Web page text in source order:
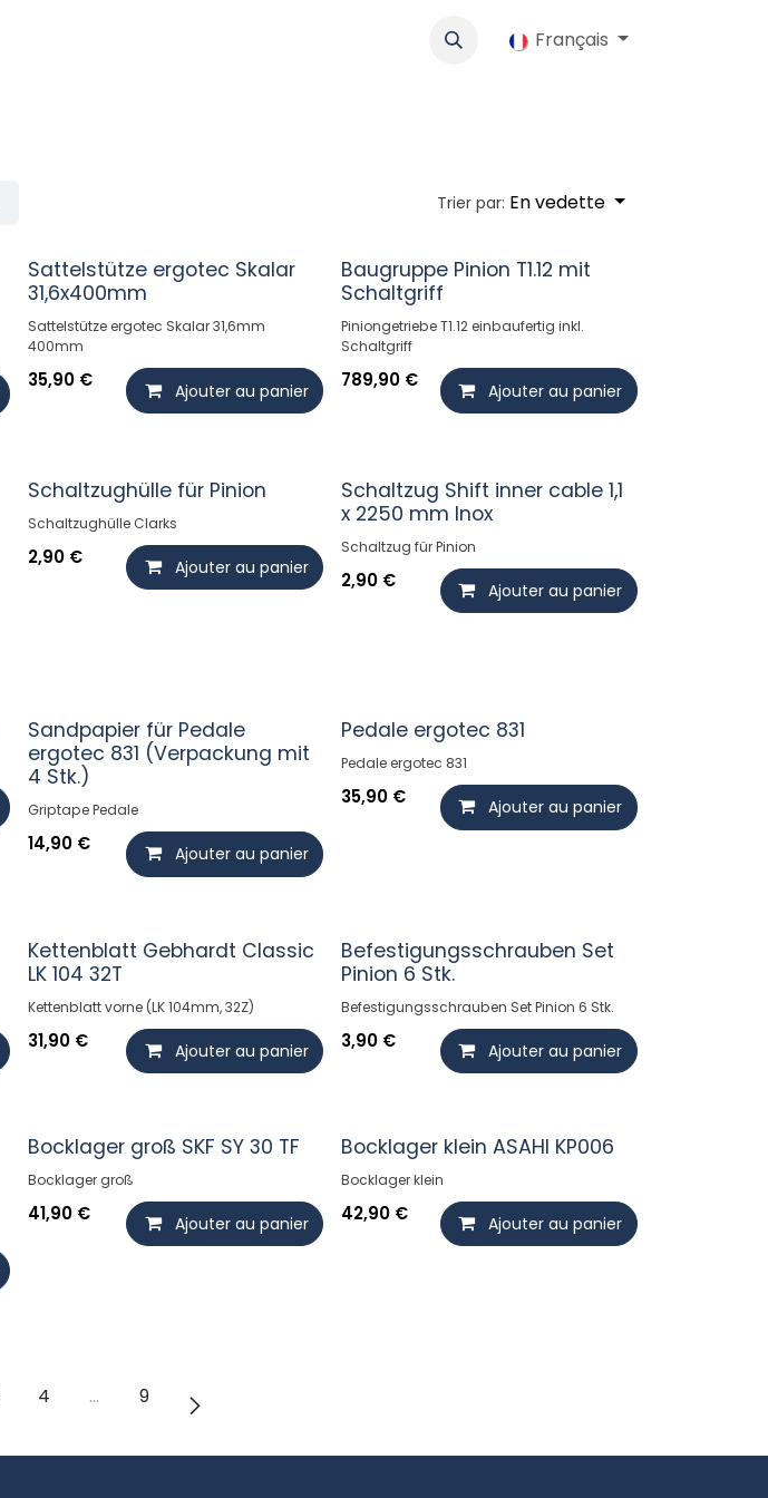
Coopérative Emplois Boutique
Français
Trier par: En vedette
Sattelstütze ergotec Skalar
31,6x400mm
Sattelstütze ergotec Skalar 31,6mm
400mm
35,90€ Ajouter au panier
Baugruppe Pinion T1.12 mit
Schaltgriff
Piniongetriebe T1.12 einbaufertig inkl.
Schaltgriff
789,90 € Ajouter au panier
Schaltzughülle für Pinion
Schaltzughülle Clarks
2,90€ Ajouter au panier
Schaltzug Shift inner cable 1,1
x 2250 mm Inox
Schaltzug für Pinion
2,90 € Ajouter au panier
Sandpapier für Pedale
ergotec 831 (Verpackung mit
4 Stk.)
Griptape Pedale
14,90€ Ajouter au panier
Pedale ergotec 831
Pedale ergotec 831
35,90 € Ajouter au panier
Kettenblatt Gebhardt Classic
LK 104 32T
Kettenblatt vorne (LK 104mm, 32Z)
31,90€ Ajouter au panier
Befestigungsschrauben Set
Pinion 6 Stk.
Befestigungsschrauben Set Pinion 6 Stk.
3,90 € Ajouter au panier
Bocklager groß SKF SY 30 TF
Bocklager groß
41,90€ Ajouter au panier
Bocklager klein ASAHI KP006
Bocklager klein
42,90 € Ajouter au panier
4 … 9